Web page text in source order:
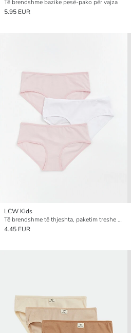
Të brendshme bazike pesë-pako për vajza
5.95 EUR
LCW Kids
Të brendshme të thjeshta, paketim treshe për vajza
4.45 EUR